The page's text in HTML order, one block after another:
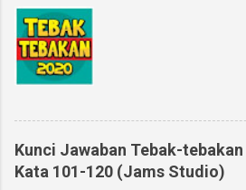
Kunci Jawaban Tebak-
Kata 101-120 (Jams Studio)